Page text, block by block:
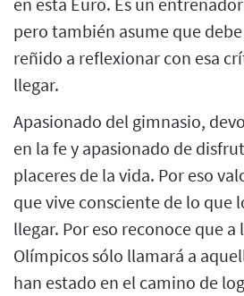
pero también asume que
reñido a reflexionar con esa
llegar.
Apasionado del gimnasio,
en la fe y apasionado de
placeres de la vida. Por eso
que vive consciente de lo que
llegar. Por eso reconoce que a
Olímpicos sólo llamará a
han estado en el camino de